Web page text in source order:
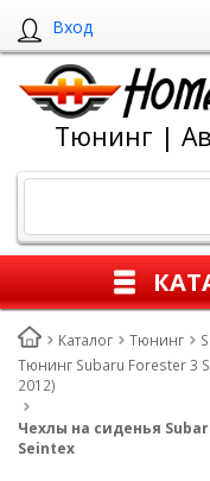
Вход
Тюнинг |
Каталог Тюнинг
Тюнинг Subaru Forester 3
2012)
Чехлы на сиденья
Seintex